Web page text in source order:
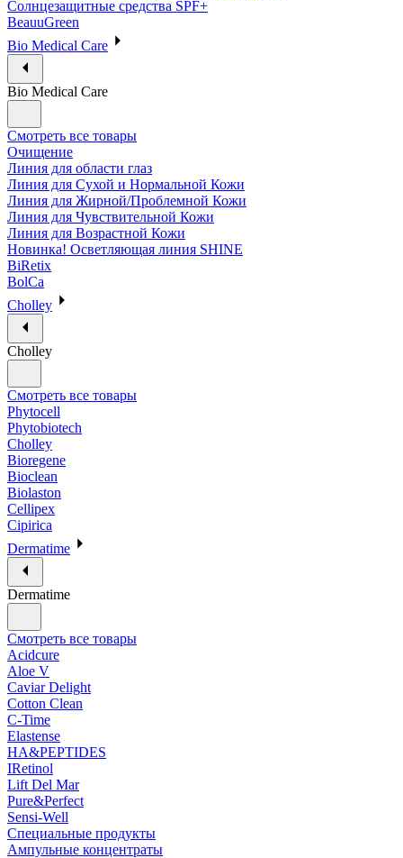
Солнцезащитные средства SPF+
BeauuGreen
Bio Medical Care
Bio Medical Care
Смотреть все товары
Очищение
Линия для области глаз
Линия для Сухой и Нормальной Кожи
Линия для Жирной/Проблемной Кожи
Линия для Чувствительной Кожи
Линия для Возрастной Кожи
Новинка! Осветляющая линия SHINE
BiRetix
BolCa
Cholley
Cholley
Смотреть все товары
Phytocell
Phytobiotech
Cholley
Bioregene
Bioclean
Biolaston
Cellipex
Cipirica
Dermatime
Dermatime
Смотреть все товары
Acidcure
Aloe V
Caviar Delight
Cotton Clean
C-Time
Elastense
HA&PEPTIDES
IRetinol
Lift Del Mar
Pure&Perfect
Sensi-Well
Специальные продукты
Ампульные концентраты